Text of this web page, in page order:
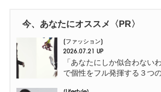
今、あなたにオススメ〈PR〉
ファッション
2026.07.21 UP
「あなたにしか似合わない
で個性をフル発揮する３つ